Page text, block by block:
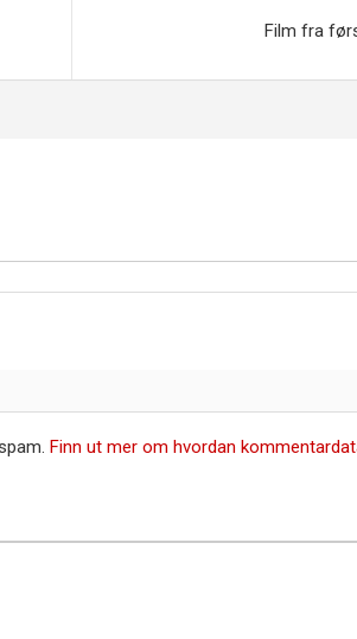
Film fra
Finn ut mer om hvordan